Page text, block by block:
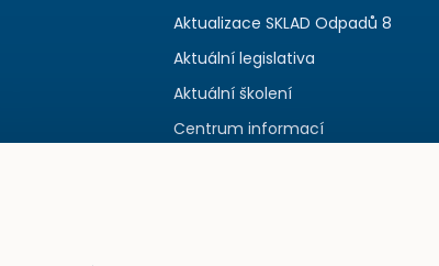
Aktualizace SKLAD Odpadů 8
Aktuální legislativa
Aktuální školení
Centrum informací